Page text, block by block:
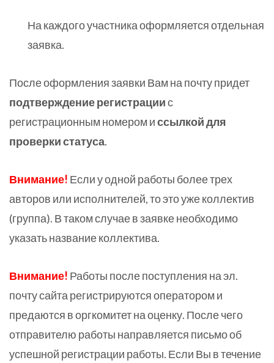
На каждого участника оформляется отдельная
заявка.
После оформления заявки Вам на почту придет
подтверждение регистрациис
регистрационным номером иссылкой для
проверки статуса.
Внимание! Если у одной работы более трех
авторов или исполнителей, то это уже коллектив
(группа). В таком случае в заявке необходимо
указать название коллектива.
Внимание! Работы после поступления на эл.
почту сайта регистрируются оператором и
предаются в оргкомитет на оценку. После чего
отправителю работы направляется письмо об
успешной регистрации работы. Если Вы в течение